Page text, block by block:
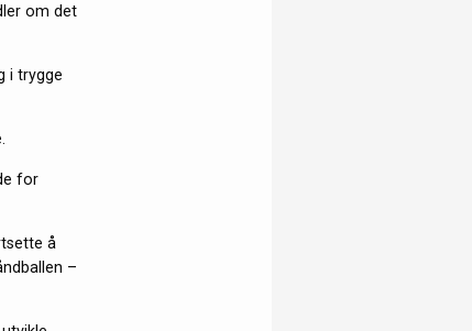
om det
i trygge
for
å
–